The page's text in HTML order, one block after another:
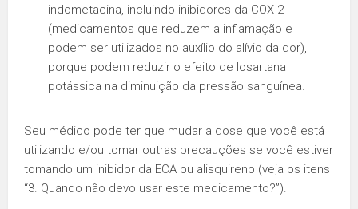
indometacina, incluindo inibidores da COX-2
(medicamentos que reduzem a inflamação e
podem ser utilizados no auxílio do alívio da dor),
porque podem reduzir o efeito de losartana
potássica na diminuição da pressão sanguínea.
Seu médico pode ter que mudar a dose que você está
utilizando e/ou tomar outras precauções se você estiver
tomando um inibidor da ECA ou alisquireno (veja os itens
“3. Quando não devo usar este medicamento?”).